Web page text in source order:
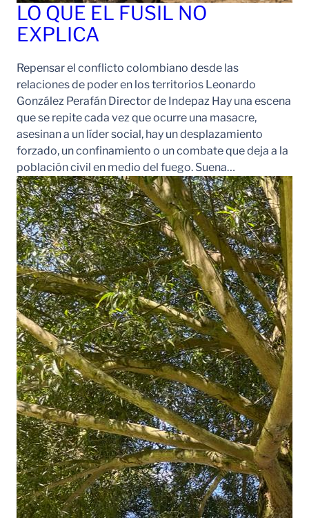
LO QUE EL FUSIL NO
EXPLICA
Repensar el conflicto colombiano desde las
relaciones de poder en los territorios Leonardo
González Perafán Director de Indepaz Hay una escena
que se repite cada vez que ocurre una masacre,
asesinan a un líder social, hay un desplazamiento
forzado, un confinamiento o un combate que deja a la
población civil en medio del fuego. Suena…